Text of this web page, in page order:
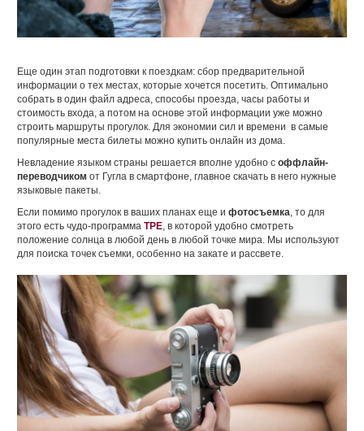
Еще один этап подготовки к поездкам: сбор предварительной
информации о тех местах, которые хочется посетить. Оптимально
собрать в один файл адреса, способы проезда, часы работы и
стоимость входа, а потом на основе этой информации уже можно
строить маршруты прогулок. Для экономии сил и времени в самые
популярные места билеты можно купить онлайн из дома.
Невладение языком страны решается вполне удобно соффлайн-
переводчиком от Гугла в смартфоне, главное скачать в него нужные
языковые пакеты.
Если помимо прогулок в ваших планах еще ифотосъемка , то для
этого есть чудо-программаТРЕ , в которой удобно смотреть
положение солнца в любой день в любой точке мира. Мы используют
для поиска точек съемки, особенно на закате и рассвете.